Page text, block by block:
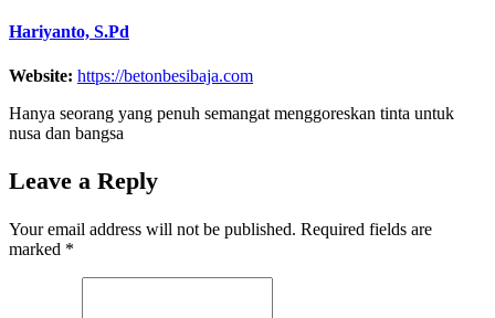
Hariyanto, S.Pd
Website: https://betonbesibaja.com
Hanya seorang yang penuh semangat menggoreskan tinta untuk
nusa dan bangsa
Leave a Reply
Your email address will not be published. Required fields are
marked *